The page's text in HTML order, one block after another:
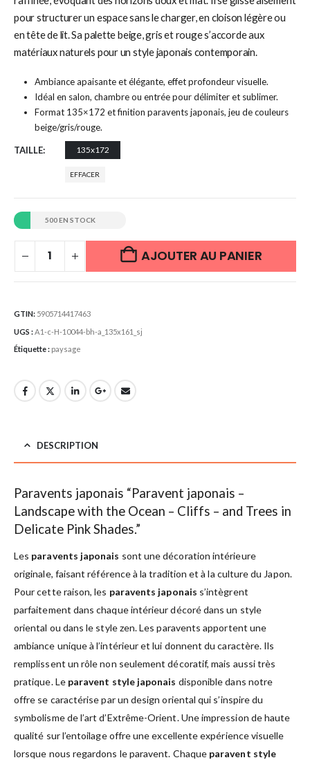
pour structurer un espace sans le charger, en cloison légère ou
en tête de lit. Sa palette beige, gris et rouge s’accorde aux
matériaux naturels pour un style japonais contemporain.
Ambiance apaisante et élégante, effet profondeur visuelle.
Idéal en salon, chambre ou entrée pour délimiter et sublimer.
Format 135×172 et finition paravents japonais, jeu de couleurs
beige/gris/rouge.
TAILLE 135x172
EFFACER
500 EN STOCK
AJOUTER AU PANIER
GTIN: 5905714417463
UGS :A1-c-H-10044-bh-a_135x161_sj
Étiquette : paysage
DESCRIPTION
Paravents japonais “Paravent japonais –
Landscape with the Ocean – Cliffs – and Trees in
Delicate Pink Shades.”
Les paravents japonais sont une décoration intérieure
originale, faisant référence à la tradition et à la culture du Japon.
Pour cette raison, les paravents japonais s’intègrent
parfaitement dans chaque intérieur décoré dans un style
oriental ou dans le style zen. Les paravents apportent une
ambiance unique à l’intérieur et lui donnent du caractère. Ils
remplissent un rôle non seulement décoratif, mais aussi très
pratique. Le paravent style japonais disponible dans notre
offre se caractérise par un design oriental qui s’inspire du
symbolisme de l’art d’Extrême-Orient. Une impression de haute
qualité sur l’entoilage offre une excellente expérience visuelle
lorsque nous regardons le paravent. Chaque paravent style